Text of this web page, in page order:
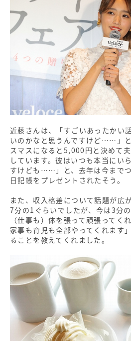
近藤さんは、「すごいあったかい
いのかなと思うんですけど……」
スマスになると5,000円と決めて
しています。彼はいつも本当にい
すけども……」と、去年は今まで
日記帳をプレゼントされたそう。
また、収入格差について話題が広
7分の1ぐらいでしたが、今は3分
（仕事も）体を張って頑張ってく
家事も育児も全部やってくれます
ることを教えてくれました。